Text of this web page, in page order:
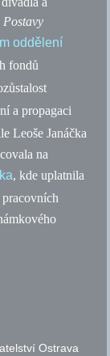
Postavy
oddělení
fondů
a propagaci
Leoše Janáčka
na
, kde uplatnila
Ostrava